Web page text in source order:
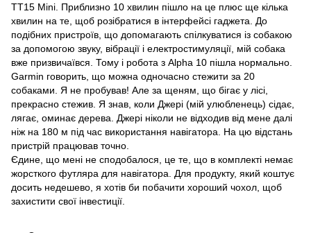
TT15 Mini. Приблизно 10 хвилин пішло на це плюс ще кілька
хвилин на те, щоб розібратися в інтерфейсі гаджета. До
подібних пристроїв, що допомагають спілкуватися із собакою
за допомогою звуку, вібрації і електростимуляції, мій собака
вже призвичаївся. Тому і робота з Alpha 10 пішла нормально.
Garmin говорить, що можна одночасно стежити за 20
собаками. Я не пробував! Але за щеням, що бігає у лісі,
прекрасно стежив. Я знав, коли Джері (мій улюбленець) сідає,
лягає, оминає дерева. Джері ніколи не відходив від мене далі
ніж на 180 м під час використання навігатора. На цю відстань
пристрій працював точно.
Єдине, що мені не сподобалося, це те, що в комплекті немає
жорсткого футляра для навігатора. Для продукту, який коштує
досить недешево, я хотів би побачити хороший чохол, щоб
захистити свої інвестиції.